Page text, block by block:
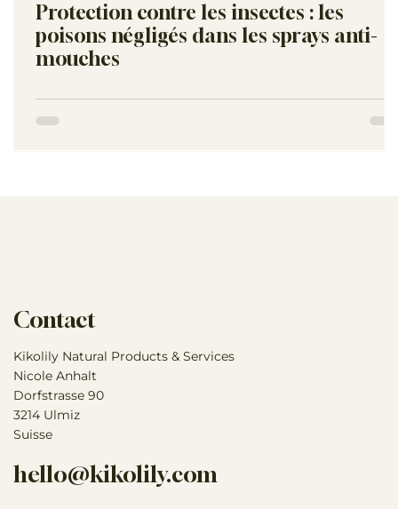
Protection contre les insectes : les
poisons négligés dans les sprays anti-
mouches
Contact
Kikolily Natural Products & Services
Nicole Anhalt
Dorfstrasse 90
3214 Ulmiz
Suisse
hello@kikolily.com